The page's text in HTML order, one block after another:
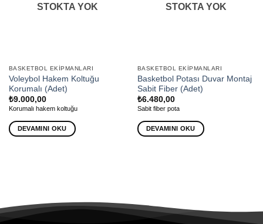
STOKTA YOK
BASKETBOL EKIPMANLARI
Voleybol Hakem Koltuğu
Korumalı (Adet)
₺9.000,00
Korumalı hakem koltuğu
DEVAMINI OKU
STOKTA YOK
BASKETBOL EKIPMANLARI
Basketbol Potası Duvar Montaj
Sabit Fiber (Adet)
₺6.480,00
Sabit fiber pota
DEVAMINI OKU